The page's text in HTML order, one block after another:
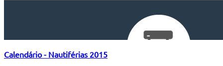
Calendário - Nautiférias 2015